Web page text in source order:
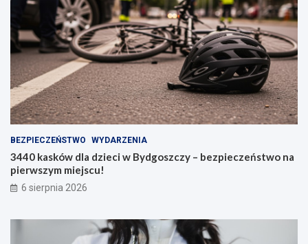
BEZPIECZEŃSTWO WYDARZENIA
3440 kasków dla dzieci w Bydgoszczy – bezpieczeństwo na
pierwszym miejscu!
6 sierpnia 2026